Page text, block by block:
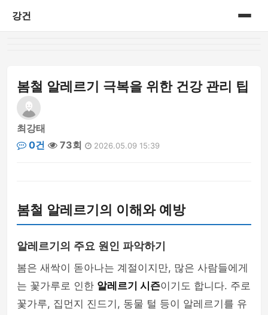
강건
봄철 알레르기 극복을 위한 건강 관리 팁
최강태
0건
73회 2026.05.09 15:39
봄철 알레르기의 이해와 예방
알레르기의 주요 원인 파악하기
봄은 새싹이 돋아나는 계절이지만, 많은 사람들에게
는 꽃가루로 인한 알레르기 시즌이기도 합니다. 주로
꽃가루, 집먼지 진드기, 동물 털 등이 알레르기를 유